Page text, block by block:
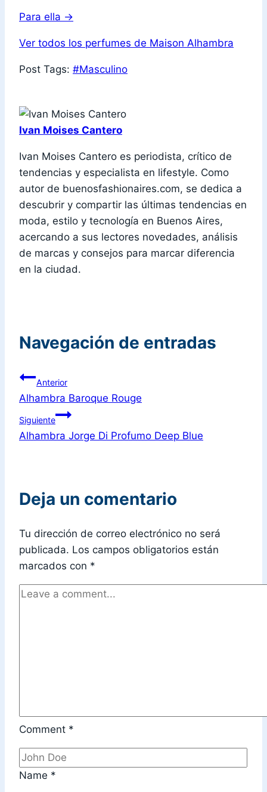
Para ella →
Ver todos los perfumes de Maison Alhambra
Post Tags: #Masculino
Ivan Moises Cantero
Ivan Moises Cantero es periodista, crítico de
tendencias y especialista en lifestyle. Como
autor de buenosfashionaires.com, se dedica a
descubrir y compartir las últimas tendencias en
moda, estilo y tecnología en Buenos Aires,
acercando a sus lectores novedades, análisis
de marcas y consejos para marcar diferencia
en la ciudad.
Navegación de entradas
Anterior
Alhambra Baroque Rouge
Siguiente
Alhambra Jorge Di Profumo Deep Blue
Deja un comentario
Tu dirección de correo electrónico no será
publicada. Los campos obligatorios están
marcados con *
Comment *
Name *